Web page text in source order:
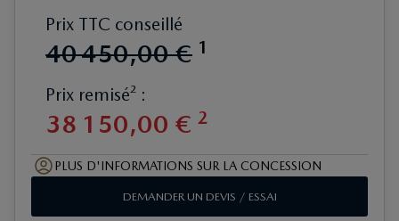
Prix TTC conseillé
40450,00 € 1
Prix remisé² :
38 150,00 € 2
PLUS D'INFORMATIONS SUR LA CONCESSION
DEMANDER UN DEVIS / ESSAI